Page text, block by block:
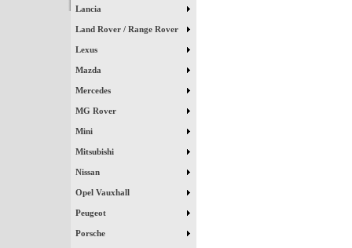
Lancia
Land Rover / Range Rover
Lexus
Mazda
Mercedes
MG Rover
Mini
Mitsubishi
Nissan
Opel Vauxhall
Peugeot
Porsche